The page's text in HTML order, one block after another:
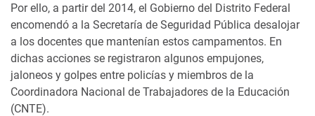
Por ello, a partir del 2014, el Gobierno del Distrito Federal
encomendó a la Secretaría de Seguridad Pública desalojar
a los docentes que mantenían estos campamentos. En
dichas acciones se registraron algunos empujones,
jaloneos y golpes entre policías y miembros de la
Coordinadora Nacional de Trabajadores de la Educación
(CNTE).